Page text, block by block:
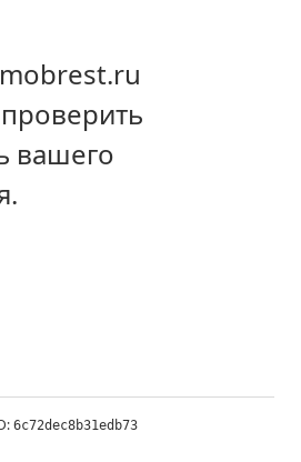
вашего
6c72dec8b31edb73